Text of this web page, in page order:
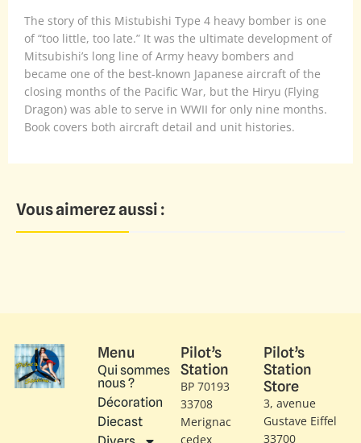
The story of this Mistubishi Type 4 heavy bomber is one
of “too little, too late.” It was the ultimate development of
Mitsubishi’s long line of Army heavy bombers and
became one of the best-known Japanese aircraft of the
closing months of the Pacific War, but the Hiryu (Flying
Dragon) was able to serve in WWII for only nine months.
Book covers both aircraft detail and unit histories.
Vous aimerez aussi :
Menu
Qui sommes
nous ?
Décoration
Diecast
Pilot’s
Station
BP 70193
33708
Merignac
cedex
Pilot’s
Station
Store
3, avenue
Gustave Eiffel​
33700